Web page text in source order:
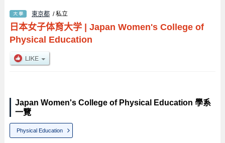
東京都 / 私立
日本女子体育大学| Japan Women's College of
Physical Education
Japan Women's College of Physical Education 學系
一覽
Physical Education